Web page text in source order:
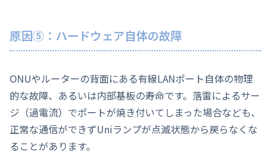
原因⑤：ハードウェア自体の故障
ONUやルーターの背面にある有線LANポート自体の物理
的な故障、あるいは内部基板の寿命です。落雷によるサー
ジ（過電流）でポートが焼き付いてしまった場合なども、
正常な通信ができずUniランプが点滅状態から戻らなくな
ることがあります。